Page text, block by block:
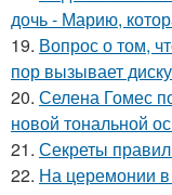
дочь - Марию,
19. Вопрос о том,
пор вызывает
20. Селена Гомес
новой тональной
21. Секреты
22. На церемонии в